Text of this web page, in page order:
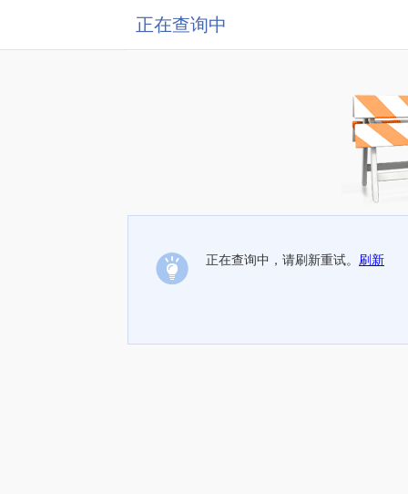
正在查询中
正在查询中，请刷新重试。 刷新